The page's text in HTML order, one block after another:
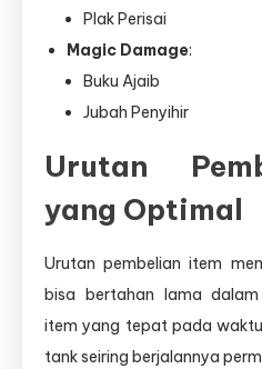
Plak Perisai
Magic Damage:
Buku Ajaib
Jubah Penyihir
Urutan
yang Optimal
Urutan pembelian item
bisa bertahan lama dalam
item yang tepat pada
tank seiring berjalannya